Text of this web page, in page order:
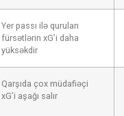
Yer passı ilə qurulan
fürsətlərin xG’i daha
yüksəkdir
Qarşıda çox müdafiəçi
xG’i aşağı salır